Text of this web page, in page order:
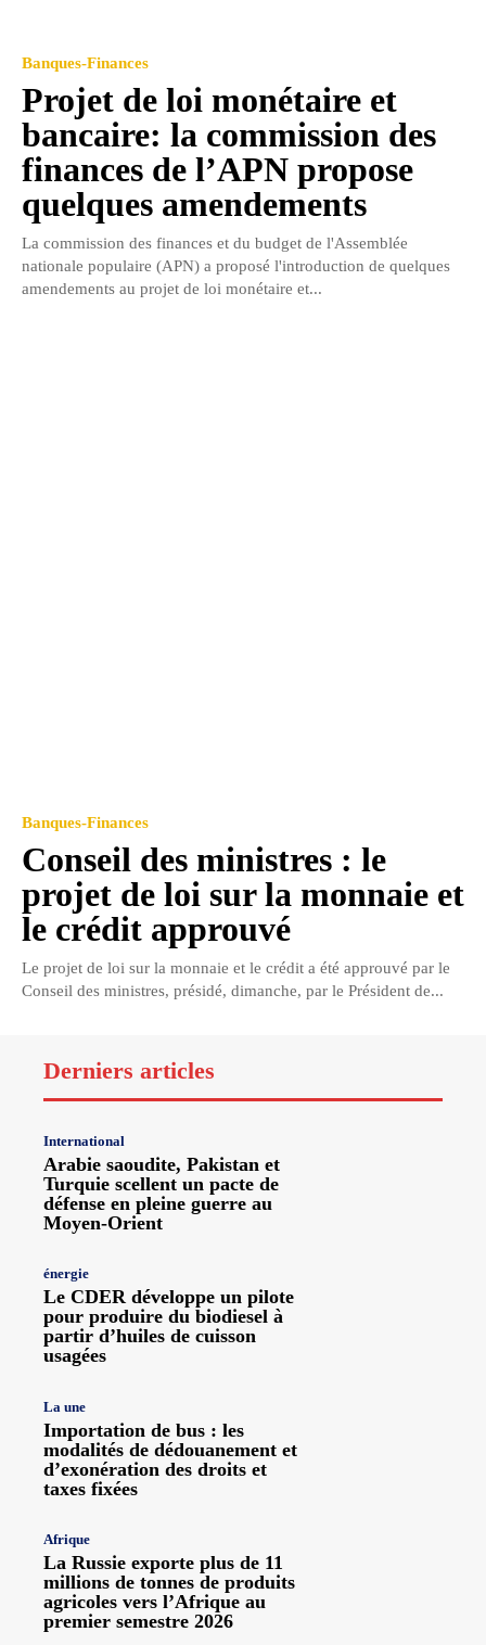
Banques-Finances
Projet de loi monétaire et
bancaire: la commission des
finances de l’APN propose
quelques amendements
La commission des finances et du budget de l'Assemblée
nationale populaire (APN) a proposé l'introduction de quelques
amendements au projet de loi monétaire et...
Banques-Finances
Conseil des ministres : le
projet de loi sur la monnaie et
le crédit approuvé
Le projet de loi sur la monnaie et le crédit a été approuvé par le
Conseil des ministres, présidé, dimanche, par le Président de...
Derniers articles
International
Arabie saoudite, Pakistan et
Turquie scellent un pacte de
défense en pleine guerre au
Moyen-Orient
énergie
Le CDER développe un pilote
pour produire du biodiesel à
partir d’huiles de cuisson
usagées
La une
Importation de bus : les
modalités de dédouanement et
d’exonération des droits et
taxes fixées
Afrique
La Russie exporte plus de 11
millions de tonnes de produits
agricoles vers l’Afrique au
premier semestre 2026